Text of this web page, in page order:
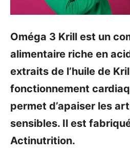
Oméga 3 Krill est un
alimentaire riche en
extraits de l’huile de
fonctionnement
permet d’apaiser les
sensibles. Il est
Actinutrition.